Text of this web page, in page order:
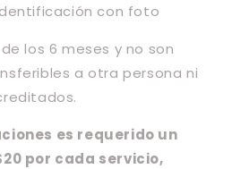
con foto
los 6 meses y no son
a otra persona ni
es requerido un
por cada servicio,